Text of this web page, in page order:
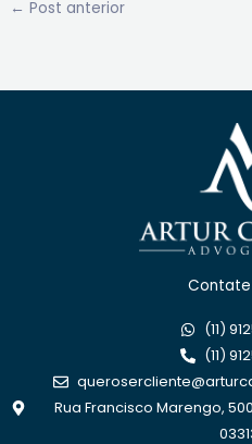
← Post anterior
(11)
(11)
Rua Francisco Marengo,